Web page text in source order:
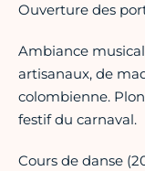
Ouverture des
Ambiance
artisanaux, de
colombienne.
festif du carnaval.
Cours de danse